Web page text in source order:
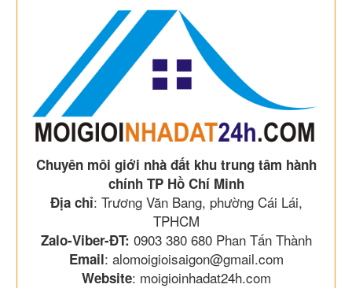
Chuyên môi giới nhà đất khu trung tâm hành
chính TP Hồ Chí Minh
Địa chỉ: Trương Văn Bang, phường Cái Lái,
TPHCM
Zalo-Viber-ĐT: 0903 380 680 Phan Tấn Thành
Email: alomoigioisaigon@gmail.com
Website: moigioinhadat24h.com